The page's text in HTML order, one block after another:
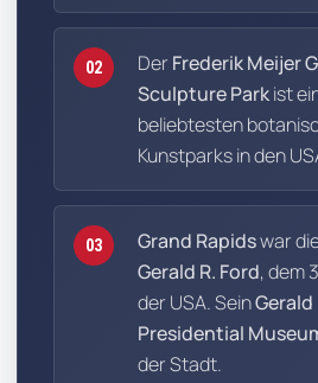
02 Der Frederik Meijer
Sculpture Parkist
beliebtesten
Kunstparks in den
03 Grand Rapidswar
Gerald R. Ford, dem
der USA. SeinGerald
Presidential
der Stadt.